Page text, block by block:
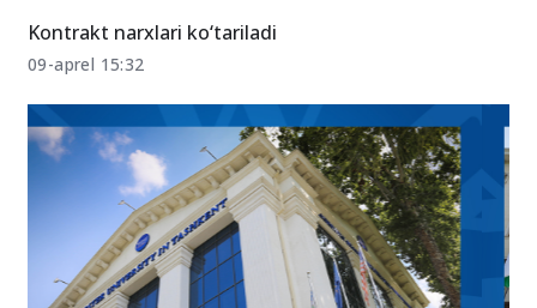
Kontrakt narxlari ko‘tariladi
09-aprel 15:32